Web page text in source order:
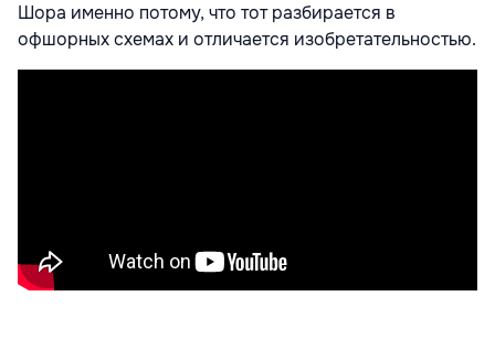
Шора именно потому, что тот разбирается в
офшорных схемах и отличается изобретательностью.